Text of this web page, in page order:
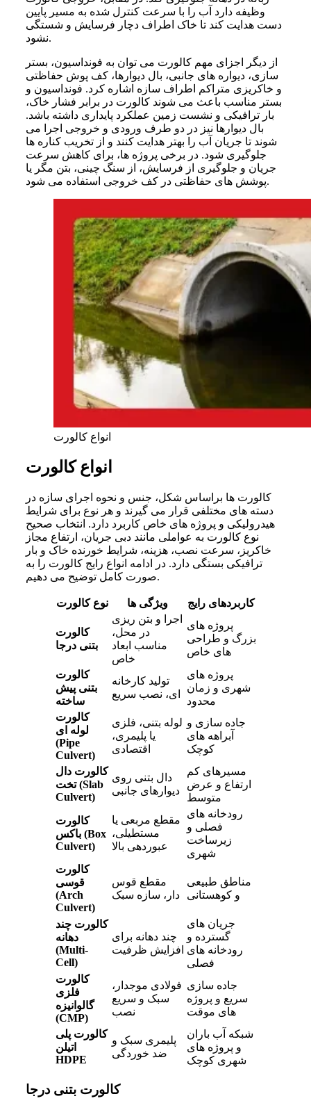
وظیفه دارد آب را با سرعت کنترل شده به مسیر پایین
دست هدایت کند تا خاک اطراف دچار فرسایش و شستگی
نشود.
از دیگر اجزای مهم کالورت می توان به فونداسیون، بستر
سازی، دیواره های جانبی، بال دیوارها، کف پوش حفاظتی
و خاکریزی متراکم اطراف سازه اشاره کرد. فونداسیون و
بستر مناسب باعث می شوند کالورت در برابر فشار خاک،
بار ترافیکی و نشست زمین عملکرد پایداری داشته باشد.
بال دیوارها نیز در دو طرف ورودی و خروجی اجرا می
شوند تا جریان آب را بهتر هدایت کنند و از تخریب کناره ها
جلوگیری شود. در برخی پروژه ها، برای کاهش سرعت
جریان و جلوگیری از فرسایش، از سنگ چینی، بتن مگر یا
پوشش های حفاظتی در کف خروجی استفاده می شود.
انواع کالورت
انواع کالورت
کالورت ها براساس شکل، جنس و نحوه اجرای سازه در
دسته ‌های مختلفی قرار می گیرند و هر نوع برای شرایط
هیدرولیکی و پروژه ‌های خاص کاربرد دارد. انتخاب صحیح
نوع کالورت به عواملی مانند دبی جریان، ارتفاع مجاز
خاکریز، سرعت نصب، هزینه، شرایط خورنده خاک و بار
ترافیکی بستگی دارد. در ادامه انواع رایج کالورت را به
صورت کامل توضیح می دهیم.
نوع کالورت ویژگی ها کاربردهای رایج
کالورت
بتنی درجا
اجرا و بتن ریزی
در محل،
مناسب ابعاد
خاص
پروژه های
بزرگ و طراحی
های خاص
کالورت
بتنی پیش
ساخته
تولید کارخانه
ای، نصب سریع
پروژه های
شهری و زمان
محدود
کالورت
لوله ای
(Pipe
Culvert)
لوله بتنی، فلزی
یا پلیمری،
اقتصادی
جاده سازی و
آبراهه های
کوچک
کالورت دال
تخت (Slab
Culvert)
دال بتنی روی
دیوارهای جانبی
مسیرهای کم
ارتفاع و عرض
متوسط
کالورت
باکس (Box
Culvert)
مقطع مربعی یا
مستطیلی،
عبوردهی بالا
رودخانه های
فصلی و
زیرساخت
شهری
کالورت
قوسی
(Arch
Culvert)
مقطع قوس
دار، سازه سبک
مناطق طبیعی
و کوهستانی
کالورت چند
دهانه
(Multi-
Cell)
چند دهانه برای
افزایش ظرفیت
جریان های
گسترده و
رودخانه های
فصلی
کالورت
فلزی
گالوانیزه
(CMP)
فولادی موجدار،
سبک و سریع
نصب
جاده سازی
سریع و پروژه
های موقت
کالورت پلی
اتیلن
HDPE
پلیمری سبک و
ضد خوردگی
شبکه آب باران
و پروژه های
شهری کوچک
کالورت بتنی درجا